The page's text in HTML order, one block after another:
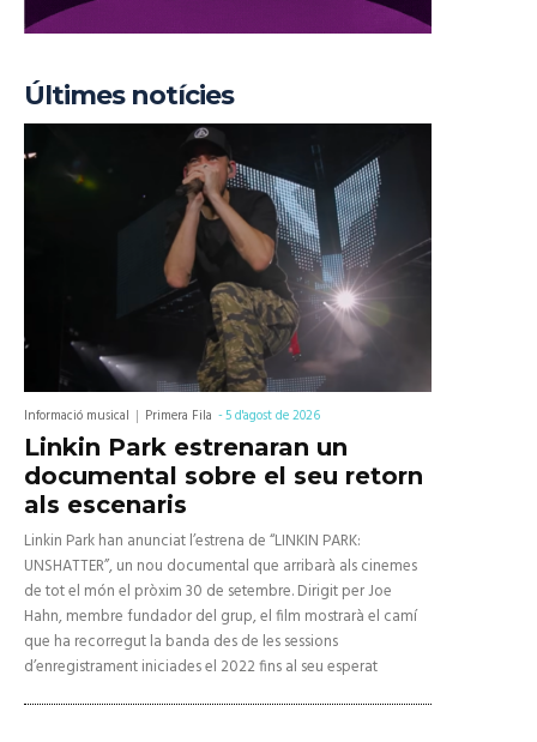
Últimes notícies
Informació musical Primera Fila -5 d'agost de 2026
Linkin Park estrenaran un
documental sobre el seu retorn
als escenaris
Linkin Park han anunciat l’estrena de “LINKIN PARK:
UNSHATTER”, un nou documental que arribarà als cinemes
de tot el món el pròxim 30 de setembre. Dirigit per Joe
Hahn, membre fundador del grup, el film mostrarà el camí
que ha recorregut la banda des de les sessions
d’enregistrament iniciades el 2022 fins al seu esperat